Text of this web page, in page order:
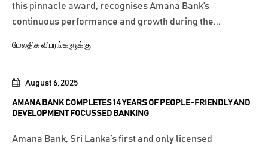
August 6, 2025
AMANA BANK COMPLETES 14 YEARS OF PEOPLE-FRIENDLY AND
DEVELOPMENT FOCUSSED BANKING
Amana Bank, Sri Lanka’s first and only licensed
this pinnacle award, recognises Amana Bank’s
continuous performance and growth during the...
மேலதிக விபரங்களுக்கு